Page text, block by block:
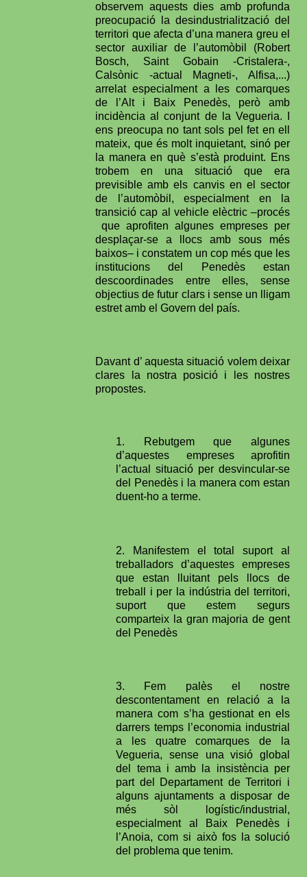
observem aquests dies amb profunda
preocupació la desindustrialització del
territori que afecta d’una manera greu el
sector auxiliar de l’automòbil (Robert
Bosch, Saint Gobain -Cristalera-,
Calsònic -actual Magneti-, Alfisa,...)
arrelat especialment a les comarques
de l’Alt i Baix Penedès, però amb
incidència al conjunt de la Vegueria. I
ens preocupa no tant sols pel fet en ell
mateix, que és molt inquietant, sinó per
la manera en què s’està produint. Ens
trobem en una situació que era
previsible amb els canvis en el sector
de l’automòbil, especialment en la
transició cap al vehicle elèctric –procés
que aprofiten algunes empreses per
desplaçar-se a llocs amb sous més
baixos– i constatem un cop més que les
institucions del Penedès estan
descoordinades entre elles, sense
objectius de futur clars i sense un lligam
estret amb el Govern del país.
Davant d’ aquesta situació volem deixar
clares la nostra posició i les nostres
propostes.
1. Rebutgem que algunes
d’aquestes empreses aprofitin
l’actual situació per desvincular-se
del Penedès i la manera com estan
duent-ho a terme.
2. Manifestem el total suport al
treballadors d’aquestes empreses
que estan lluitant pels llocs de
treball i per la indústria del territori,
suport que estem segurs
comparteix la gran majoria de gent
del Penedès
3. Fem palès el nostre
descontentament en relació a la
manera com s’ha gestionat en els
darrers temps l’economia industrial
a les quatre comarques de la
Vegueria, sense una visió global
del tema i amb la insistència per
part del Departament de Territori i
alguns ajuntaments a disposar de
més sòl logístic/industrial,
especialment al Baix Penedès i
l’Anoia, com si això fos la solució
del problema que tenim.